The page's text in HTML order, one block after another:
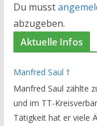
Du musst
abzugeben.
Aktuelle Infos
Manfred Saul †
Manfred Saul zählte
und im TT-
Tätigkeit hat er viele